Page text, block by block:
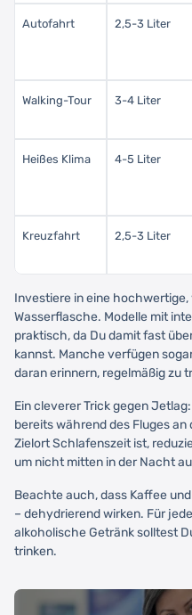
Autofahrt 2,5-3 Liter
Walking-Tour 3-4 Liter
Heißes Klima 4-5 Liter
Kreuzfahrt 2,5-3 Liter
Investiere in eine
Wasserflasche. Modelle mit
praktisch, da Du damit fast
kannst. Manche verfügen
daran erinnern, regelmäßig zu
Ein cleverer Trick gegen
bereits während des Fluges an
Zielort Schlafenszeit ist,
um nicht mitten in der Nacht
Beachte auch, dass Kaffee
– dehydrierend wirken. Für
alkoholische Getränk solltest
trinken.